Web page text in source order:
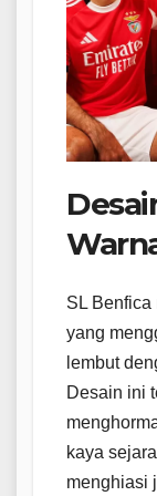
SL Benfica
yang
lembut
Desain ini
kaya
menghiasi